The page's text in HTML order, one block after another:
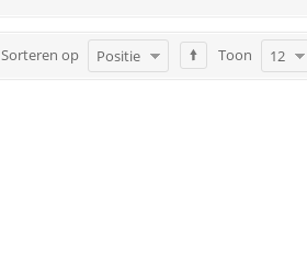
Toon 12
Sorteren op Positie